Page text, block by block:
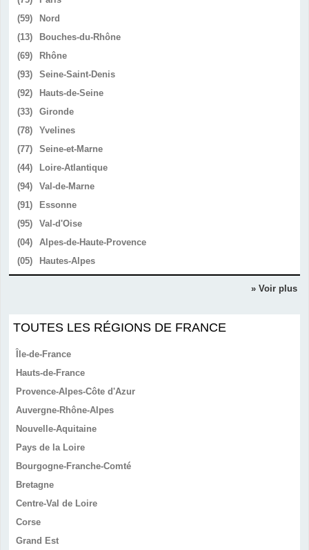
(59)
Nord
(13)
Bouches-du-Rhône
(69)
Rhône
(93)
Seine-Saint-Denis
(92)
Hauts-de-Seine
(33)
Gironde
(78)
Yvelines
(77)
Seine-et-Marne
(44)
Loire-Atlantique
(94)
Val-de-Marne
(91)
Essonne
(95)
Val-d'Oise
(04)
Alpes-de-Haute-Provence
(05)
Hautes-Alpes
» Voir plus
TOUTES LES RÉGIONS DE FRANCE
Île-de-France
Hauts-de-France
Provence-Alpes-Côte d'Azur
Auvergne-Rhône-Alpes
Nouvelle-Aquitaine
Pays de la Loire
Bourgogne-Franche-Comté
Bretagne
Centre-Val de Loire
Corse
Grand Est